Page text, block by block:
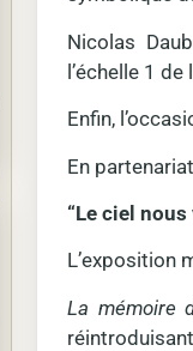
Nicolas
l’échelle 1
Enfin,
En
“Le ciel nous
L’exposition
La mémoire